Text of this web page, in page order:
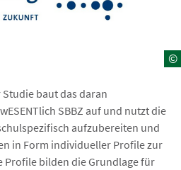
©
baut das daran
SBBZ auf und nutzt die
aufzubereiten und
in Form individueller Profile zur
Profile bilden die Grundlage für